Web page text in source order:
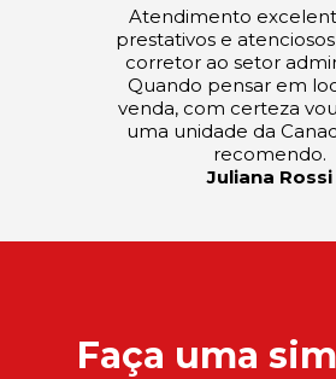
Atendimento
prestativos e
corretor ao setor
Quando pensar em
venda, com certeza
uma unidade da
recomendo.
Juliana Rossi
Faça uma